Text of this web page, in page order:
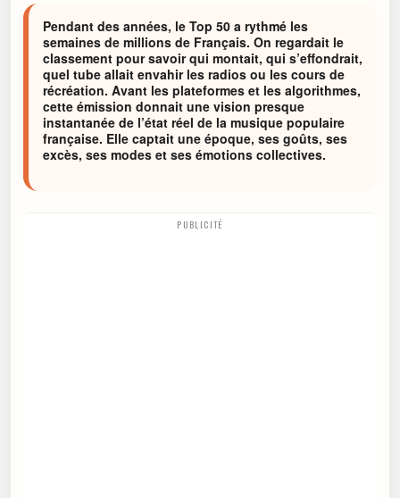
Pendant des années, le Top 50 a rythmé les
semaines de millions de Français. On regardait le
classement pour savoir qui montait, qui s’effondrait,
quel tube allait envahir les radios ou les cours de
récréation. Avant les plateformes et les algorithmes,
cette émission donnait une vision presque
instantanée de l’état réel de la musique populaire
française. Elle captait une époque, ses goûts, ses
excès, ses modes et ses émotions collectives.
PUBLICITÉ